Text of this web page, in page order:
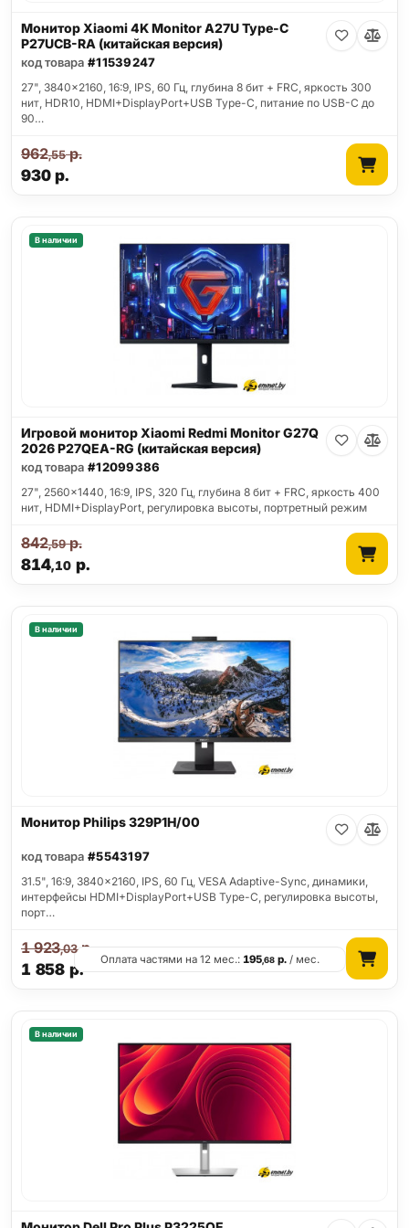
Монитор Xiaomi 4K Monitor A27U Type-C
P27UCB-RA (китайская версия)
код товара #11539247
27", 3840x2160, 16:9, IPS, 60 Гц, глубина 8 бит + FRC, яркость 300
нит, HDR10, HDMI+DisplayPort+USB Type-C, питание по USB-C до
90…
930р.
962,55р.
В наличии
Игровой монитор Xiaomi Redmi Monitor G27Q
2026 P27QEA-RG (китайская версия)
код товара #12099386
27", 2560x1440, 16:9, IPS, 320 Гц, глубина 8 бит + FRC, яркость 400
нит, HDMI+DisplayPort, регулировка высоты, портретный режим
814,10р.
842,59р.
В наличии
Монитор Philips 329P1H/00
код товара #5543197
31.5", 16:9, 3840x2160, IPS, 60 Гц, VESA Adaptive-Sync, динамики,
интерфейсы HDMI+DisplayPort+USB Type-C, регулировка высоты,
порт…
1 858 р.
1 923,03р.
Оплата частями на 12 мес.:195,68 р. / мес.
В наличии